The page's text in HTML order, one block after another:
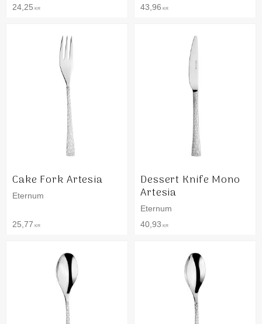
24,25 KR
43,96 KR
Cake Fork Artesia
Eternum
25,77 KR
Dessert Knife Mono
Artesia
Eternum
40,93 KR